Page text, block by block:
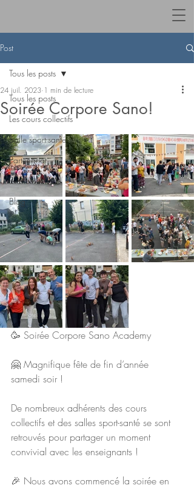
Post
Tous les posts
Les cours collectifs
Salle sport-santé
Partenariat
Evènements
Blog
Tous les posts
Soirée Corpore Sano!
24 juil. 2023 1 min de lecture
🥳 Soirée Corpore Sano Academy
🤗 Magnifique fête de fin d’année
samedi soir !
De nombreux adhérents des cours
collectifs et des salles sport-santé se sont
retrouvés pour partager un moment
convivial avec les enseignants !
🎉 Nous avons commencé la soirée en